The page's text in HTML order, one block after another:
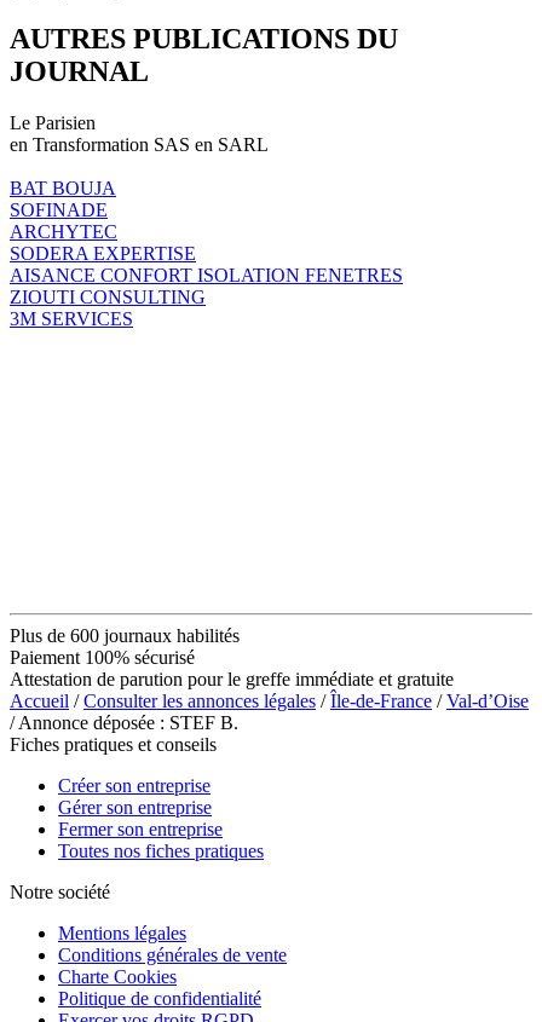
AUTRES PUBLICATIONS DU
JOURNAL
Le Parisien
en Transformation SAS en SARL
BAT BOUJA
SOFINADE
ARCHYTEC
SODERA EXPERTISE
AISANCE CONFORT ISOLATION FENETRES
ZIOUTI CONSULTING
3M SERVICES
Plus de 600 journaux habilités
Paiement 100% sécurisé
Attestation de parution pour le greffe immédiate et gratuite
Accueil /Consulter les annonces légales /Île-de-France /Val-d’Oise
/ Annonce déposée : STEF B.
Fiches pratiques et conseils
Créer son entreprise
Gérer son entreprise
Fermer son entreprise
Toutes nos fiches pratiques
Notre société
Mentions légales
Conditions générales de vente
Charte Cookies
Politique de confidentialité